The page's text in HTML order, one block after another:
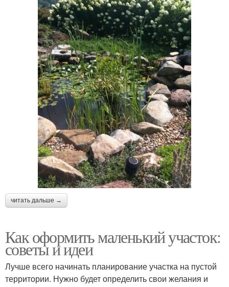
читать дальше →
Как оформить маленький участок:
советы и идеи
Лучше всего начинать планирование участка на пустой
территории. Нужно будет определить свои желания и